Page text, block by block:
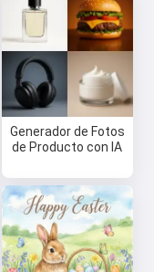
Generador de Fotos
de Producto con IA